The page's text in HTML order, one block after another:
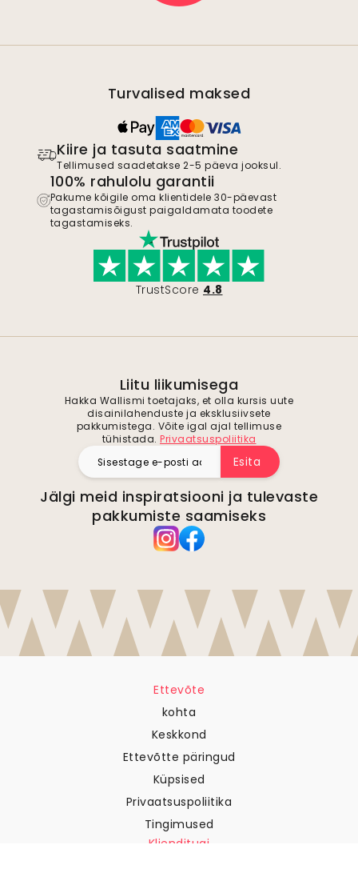
Turvalised maksed
Kiire ja tasuta saatmine
Tellimused saadetakse 2-5 päeva jooksul.
100% rahulolu garantii
Pakume kõigile oma klientidele 30-päevast
tagastamisõigust paigaldamata toodete
tagastamiseks.
TrustScore 4.8
Liitu liikumisega
Hakka Wallismi toetajaks, et olla kursis uute
disainilahenduste ja eksklusiivsete
pakkumistega. Võite igal ajal tellimuse
tühistada. Privaatsuspoliitika
Esita
Jälgi meid inspiratsiooni ja tulevaste
pakkumiste saamiseks
Ettevõte
kohta
Keskkond
Ettevõtte päringud
Küpsised
Privaatsuspoliitika
Tingimused
Klienditugi